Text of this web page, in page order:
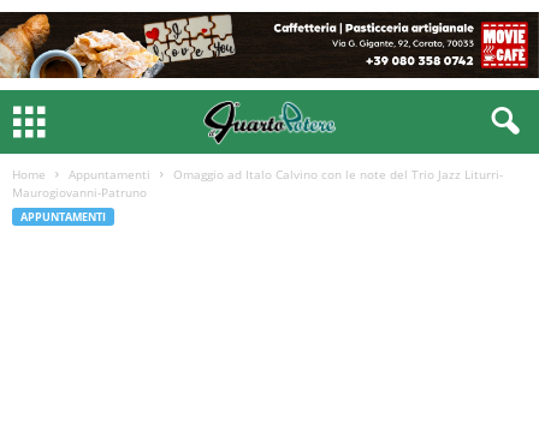
Home Appuntamenti
Omaggio ad Italo Calvino con le note del Trio Jazz Liturri-
Maurogiovanni-Patruno
APPUNTAMENTI